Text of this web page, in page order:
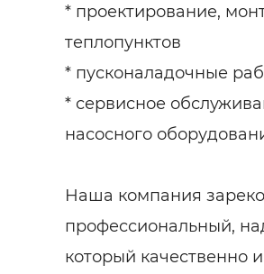
* проектирование,
теплопунктов
* пусконаладочные
* сервисное
насосного
Наша компания
профессиональный,
который качественно